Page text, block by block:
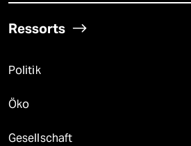
Ressorts
Politik
Öko
Gesellschaft